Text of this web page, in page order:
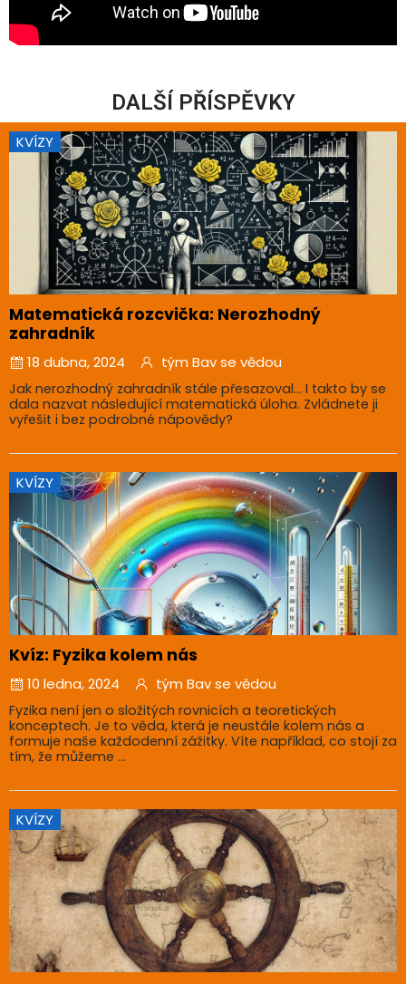
DALŠÍ PŘÍSPĚVKY
KVÍZY
Matematická rozcvička: Nerozhodný
zahradník
18 dubna, 2024 tým Bav se vědou
Jak nerozhodný zahradník stále přesazoval… I takto by se
dala nazvat následující matematická úloha. Zvládnete ji
vyřešit i bez podrobné nápovědy?
KVÍZY
Kvíz: Fyzika kolem nás
10 ledna, 2024 tým Bav se vědou
Fyzika není jen o složitých rovnicích a teoretických
konceptech. Je to věda, která je neustále kolem nás a
formuje naše každodenní zážitky. Víte například, co stojí za
tím, že můžeme ...
KVÍZY